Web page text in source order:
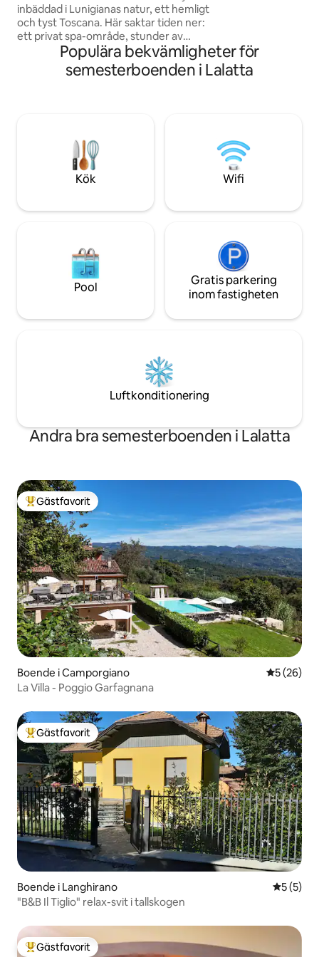
inbäddad i Lunigianas natur, ett hemligt
och tyst Toscana. Här saktar tiden ner:
ett privat spa-område, stunder av
absolut lugn och skönheten i det gröna
landskapet som omger huset väntar på
dig. Det är det perfekta boendet för par,
Och om du vill utforska, havet och
Cinque Terre är mindre än en timme
Populära bekvämligheter för
semesterboenden i Lalatta
Kök Wifi
Pool
Gratis parkering
inom fastigheten
Luftkonditionering
Andra bra semesterboenden i Lalatta
Populär gästfavorit
Gästfavorit
Boende i Camporgiano 5 av 5 i
5 (26)
La Villa - Poggio Garfagnana
Populär gästfavorit
Gästfavorit
Boende i Langhirano 5 av 5 i
5 (5)
"B&B Il Tiglio" relax-svit i tallskogen
Populär gästfavorit
Gästfavorit